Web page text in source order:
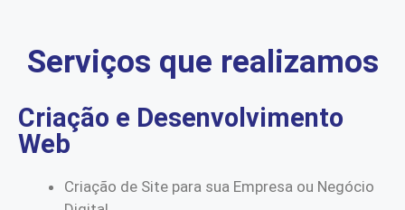
Serviços que realizamos
Criação e Desenvolvimento
Web
Criação de Site para sua Empresa ou Negócio